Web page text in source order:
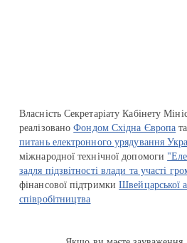
Власність Секретаріату Кабінету
реалізованоФондом Східна Європа та
питань електронного урядування
міжнародної технічної допомоги
задля підзвітності влади та участі
фінансової підтримкиШвейцарської
співробітництва